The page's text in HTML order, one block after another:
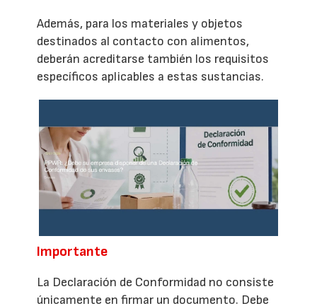
Además, para los materiales y objetos
destinados al contacto con alimentos,
deberán acreditarse también los requisitos
específicos aplicables a estas sustancias.
Importante
La Declaración de Conformidad no consiste
únicamente en firmar un documento. Debe